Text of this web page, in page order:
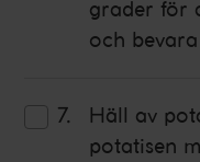
grader för
och
Häll av
potatisen